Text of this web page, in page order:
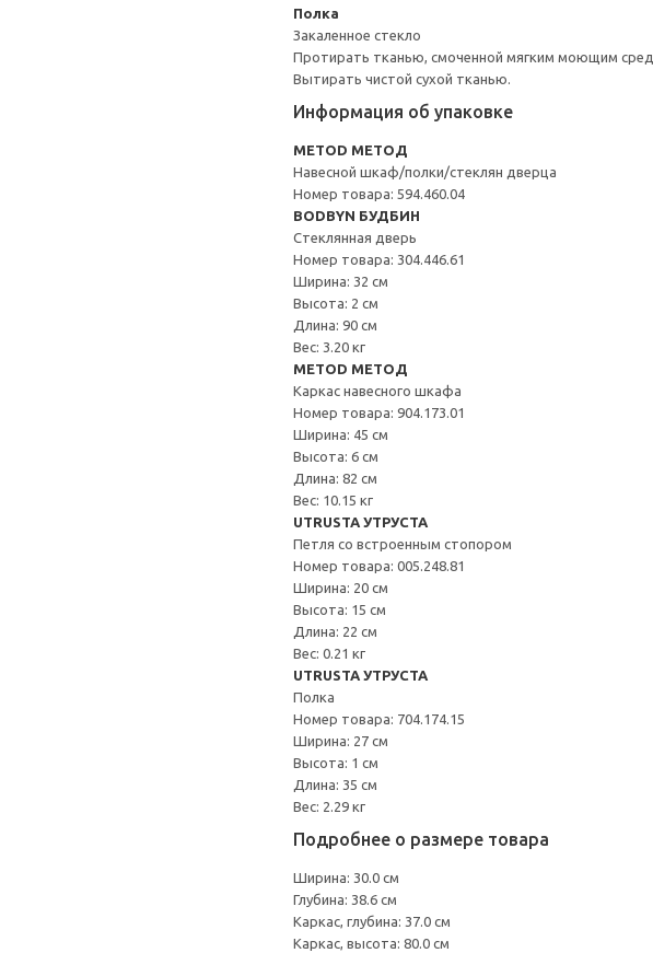
Полка
Закаленное стекло
Протирать тканью, смоченной мягким моющим
Вытирать чистой сухой тканью.
Информация об упаковке
METOD МЕТОД
Навесной шкаф/полки/стеклян дверца
Номер товара: 594.460.04
BODBYN БУДБИН
Стеклянная дверь
Номер товара: 304.446.61
Ширина: 32 см
Высота: 2 см
Длина: 90 см
Вес: 3.20 кг
METOD МЕТОД
Каркас навесного шкафа
Номер товара: 904.173.01
Ширина: 45 см
Высота: 6 см
Длина: 82 см
Вес: 10.15 кг
UTRUSTA УТРУСТА
Петля со встроенным стопором
Номер товара: 005.248.81
Ширина: 20 см
Высота: 15 см
Длина: 22 см
Вес: 0.21 кг
UTRUSTA УТРУСТА
Полка
Номер товара: 704.174.15
Ширина: 27 см
Высота: 1 см
Длина: 35 см
Вес: 2.29 кг
Подробнее о размере товара
Ширина: 30.0 см
Глубина: 38.6 см
Каркас, глубина: 37.0 см
Каркас, высота: 80.0 см